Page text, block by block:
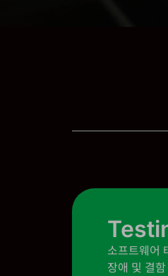
소프트웨어
장애 및 결